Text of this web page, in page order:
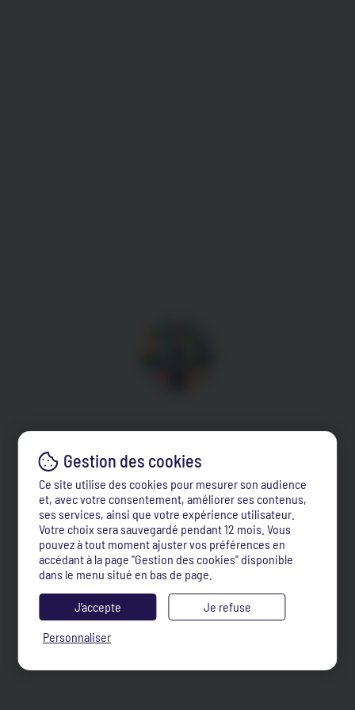
Ce site utilise des cookies pour mesurer son audience
et, avec votre consentement, améliorer ses contenus,
ses services, ainsi que votre expérience utilisateur.
Votre choix sera sauvegardé pendant 12 mois. Vous
pouvez à tout moment ajuster vos préférences en
accédant à la page "Gestion des cookies" disponible
dans le menu situé en bas de page.
J’accepte
Je refuse
Personnaliser